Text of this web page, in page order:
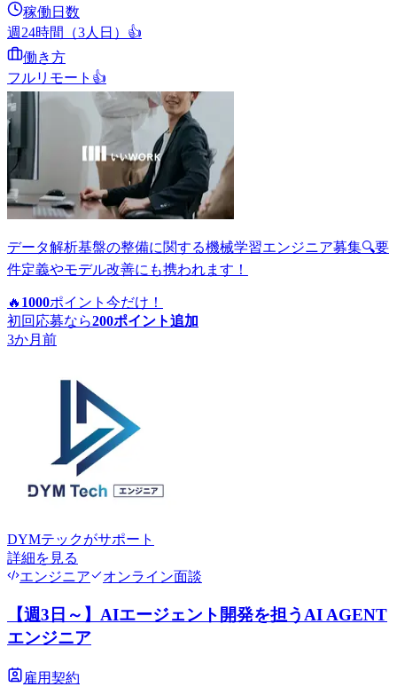
稼働日数
週24時間（3人日） 👍
働き方
フルリモート 👍
データ解析基盤の整備に関する機械学習エンジニア募集🔍要
件定義やモデル改善にも携われます！
🔥 1000ポイント 今だけ！
初回応募なら200ポイント追加
3か月前
DYMテックがサポート
詳細を見る
エンジニア
オンライン面談
【週3日～】AIエージェント開発を担うAI AGENT
エンジニア
雇用契約